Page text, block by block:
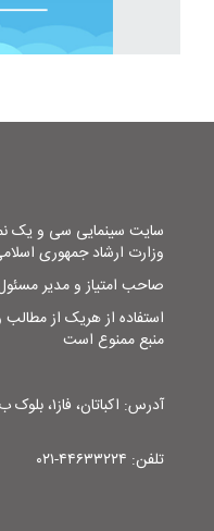
سایت سینمایی سی و یک
وزارت ارشاد جمهوری
صاحب امتیاز و مدیر
منبع ممنوع است
آدرس: اکباتان، فاز۱، بلوک ب۳، ورودی۲، شماره ۴۳
تلفن: ۴۴۶۳۳۲۲۴-۰۲۱